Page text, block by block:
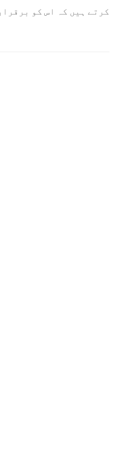
کرتے ہیں کہ اس کو